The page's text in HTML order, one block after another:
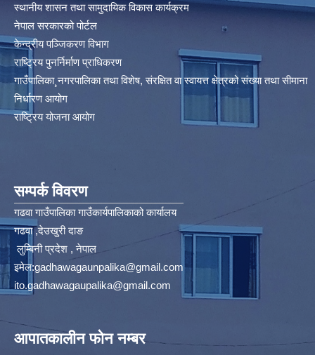
स्थानीय शासन तथा सामुदायिक विकास कार्यक्रम
नेपाल सरकारको पोर्टल
केन्द्रीय पञ्जिकरण विभाग
राष्ट्रिय पुनर्निर्माण प्राधिकरण
गाउँपालिका¸नगरपालिका तथा विशेष, संरक्षित वा स्वायत्त क्षेत्रको संख्या तथा सीमाना
निर्धारण आयोग​
राष्ट्रिय योजना आयोग
सम्पर्क विवरण
गढवा गाउँपालिका गाउँकार्यपालिकाको कार्यालय
गढवा ,देउखुरी दाङ
लुम्बिनी प्रदेश , नेपाल
इमेल:gadhawagaunpalika@gmail.com
ito.gadhawagaupalika@gmail.com
आपातकालीन फोन नम्बर